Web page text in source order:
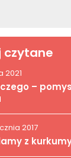
czytane
2021
–
2017
z